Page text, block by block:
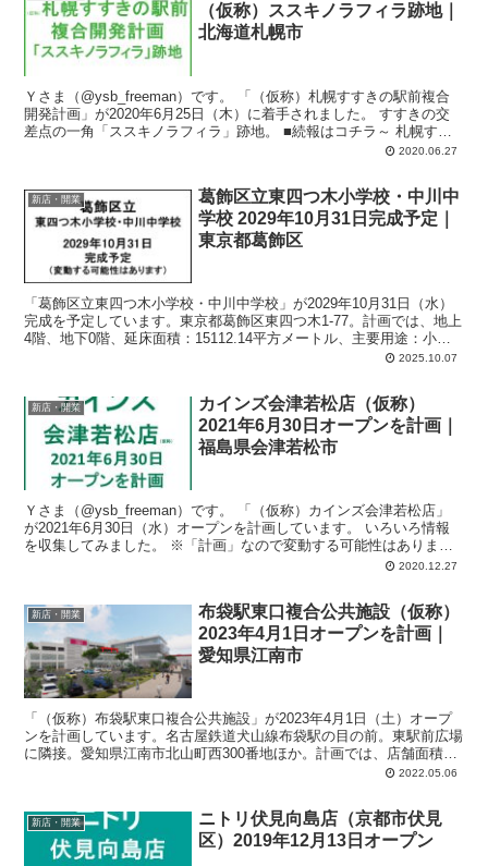
（仮称）ススキノラフィラ跡地｜
北海道札幌市
Ｙさま（@ysb_freeman）です。 「（仮称）札幌すすきの駅前複合
開発計画」が2020年6月25日（木）に着手されました。 すすきの交
差点の一角「ススキノラフィラ」跡地。 ■続報はコチラ～ 札幌すす
2020.06.27
新店・開業
葛飾区立東四つ木小学校・中川中
学校 2029年10月31日完成予定｜
東京都葛飾区
「葛飾区立東四つ木小学校・中川中学校」が2029年10月31日（水）
完成を予定しています。東京都葛飾区東四つ木1-77。計画では、地上
4階、地下0階、延床面積：15112.14平方メートル、主要用途：小学
校、中学校、児童福祉施設、自動車車庫、自転車駐車場。 2025.10.07
新店・開業
カインズ会津若松店（仮称）
2021年6月30日オープンを計画｜
福島県会津若松市
Ｙさま（@ysb_freeman）です。 「（仮称）カインズ会津若松店」
が2021年6月30日（水）オープンを計画しています。 いろいろ情報
を収集してみました。 ※「計画」なので変動する可能性はあります
2020.12.27
新店・開業
布袋駅東口複合公共施設（仮称）
2023年4月1日オープンを計画｜
愛知県江南市
「（仮称）布袋駅東口複合公共施設」が2023年4月1日（土）オープ
ンを計画しています。名古屋鉄道犬山線布袋駅の目の前。東駅前広場
に隣接。愛知県江南市北山町西300番地ほか。計画では、店舗面積：
2,940平方メートル、駐車場：225台、駐輪場：84台、営業時間：午
2022.05.06
新店・開業
ニトリ伏見向島店（京都市伏見
区）2019年12月13日オープン